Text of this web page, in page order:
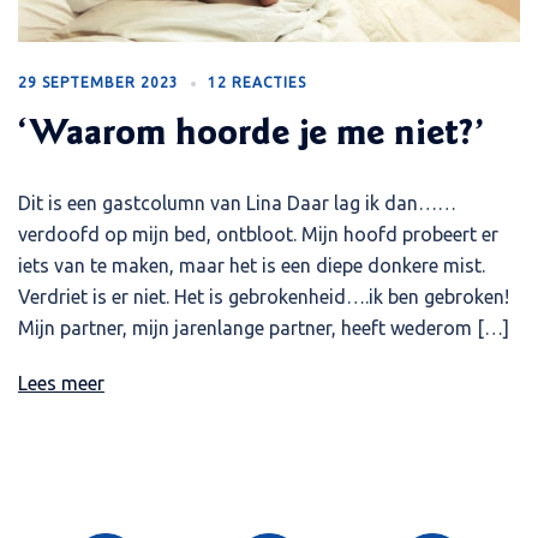
29 SEPTEMBER 2023 12 REACTIES
‘Waarom hoorde je me niet?’
Dit is een gastcolumn van Lina Daar lag ik dan……
verdoofd op mijn bed, ontbloot. Mijn hoofd probeert er
iets van te maken, maar het is een diepe donkere mist.
Verdriet is er niet. Het is gebrokenheid….ik ben gebroken!
Mijn partner, mijn jarenlange partner, heeft wederom […]
Lees meer